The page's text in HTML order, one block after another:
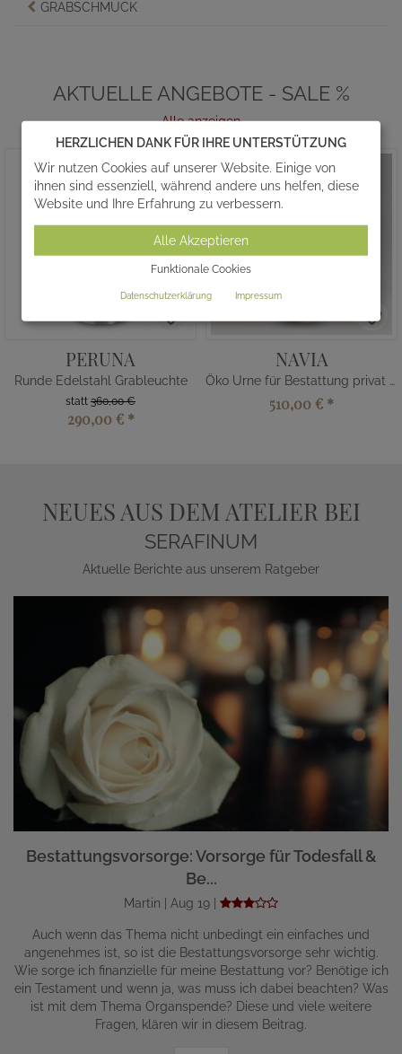
GRABSCHMUCK
AKTUELLE ANGEBOTE - SALE %
Alle anzeigen
PERUNA
Runde Edelstahl Grableuchte
statt 360,00 €
290,00 € *
NAVIA
Öko Urne für Bestattung privat kaufen
510,00 € *
NEUES AUS DEM ATELIER BEI
SERAFINUM
Aktuelle Berichte aus unserem Ratgeber
Bestattungsvorsorge: Vorsorge für Todesfall &
Be...
Martin | Aug 19 |
Auch wenn das Thema nicht unbedingt ein einfaches und
angenehmes ist, so ist die Bestattungsvorsorge sehr wichtig.
Wie sorge ich finanzielle für meine Bestattung vor? Benötige ich
ein Testament und wenn ja, was muss ich dabei beachten? Was
ist mit dem Thema Organspende? Diese und viele weitere
Fragen, klären wir in diesem Beitrag.
HERZLICHEN DANK FÜR IHRE UNTERSTÜTZUNG
Wir nutzen Cookies auf unserer Website. Einige von
ihnen sind essenziell, während andere uns helfen, diese
Website und Ihre Erfahrung zu verbessern.
Alle Akzeptieren
Funktionale Cookies
Datenschutzerklärung Impressum